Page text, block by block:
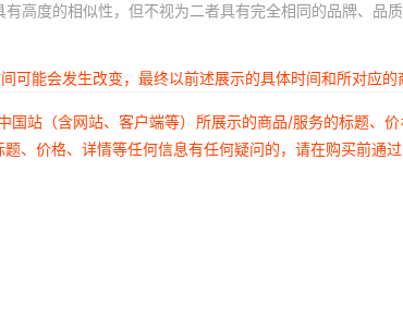
高度的相似性，但不视为二者具有完全相同的品牌、品质
能会发生改变，最终以前述展示的具体时间和所对应的
站（含网站、客户端等）所展示的商品/服务的标题、
、价格、详情等任何信息有任何疑问的，请在购买前通